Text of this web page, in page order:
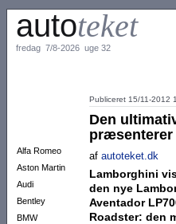
autoteket
fredag 7/8-2026 uge 32
Alfa Romeo
Aston Martin
Audi
Bentley
BMW
Publiceret 15/11-2012
Den
præsenterer
af autoteket.dk
Lamborghini
den nye
Aventador
Roadster: den